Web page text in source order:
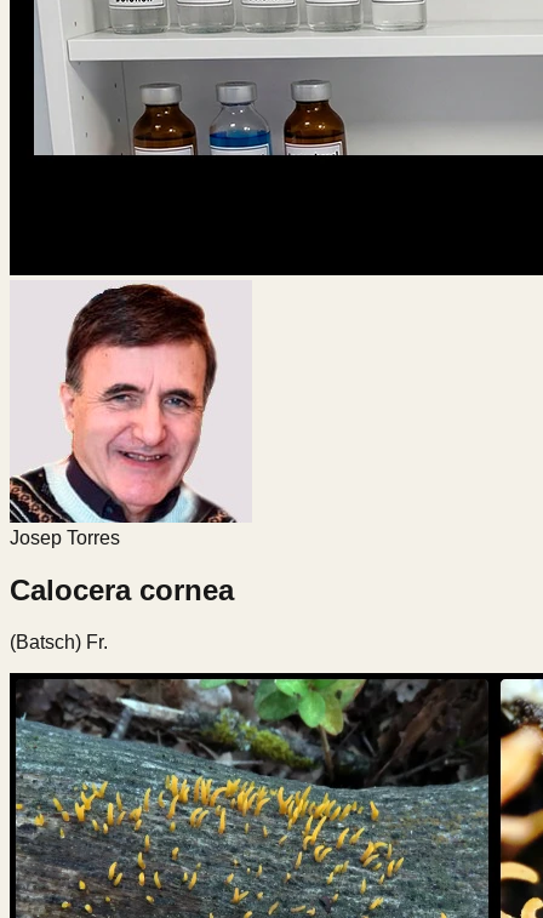
Josep Torres
Calocera cornea
(Batsch) Fr.